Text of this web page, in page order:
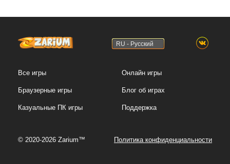
RU - Русский
Все игры
Браузерные игры
Казуальные ПК игры
Онлайн игры
Блог об играх
Поддержка
© 2020-2026 Zarium™ Политика конфиденциальности